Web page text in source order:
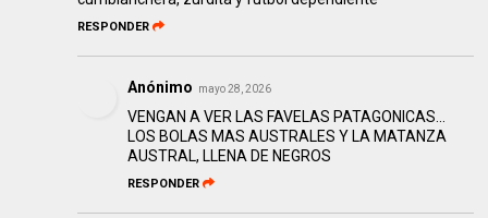
RESPONDER
Anónimo mayo 28, 2026
VENGAN A VER LAS FAVELAS PATAGONICAS...
LOS BOLAS MAS AUSTRALES Y LA MATANZA
AUSTRAL, LLENA DE NEGROS
RESPONDER